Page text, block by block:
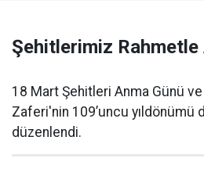
Şehitlerimiz Rahmetle
18 Mart Şehitleri Anma Günü
Zaferi'nin 109’uncu yıldönümü
düzenlendi.